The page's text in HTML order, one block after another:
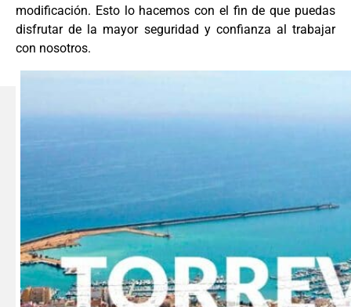
modificación. Esto lo hacemos con el fin de que puedas
disfrutar de la mayor seguridad y confianza al trabajar
con nosotros.